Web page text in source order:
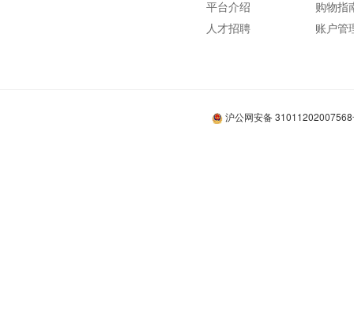
平台介绍
人才招聘
购物指
账户管
沪公网安备 31011202007568